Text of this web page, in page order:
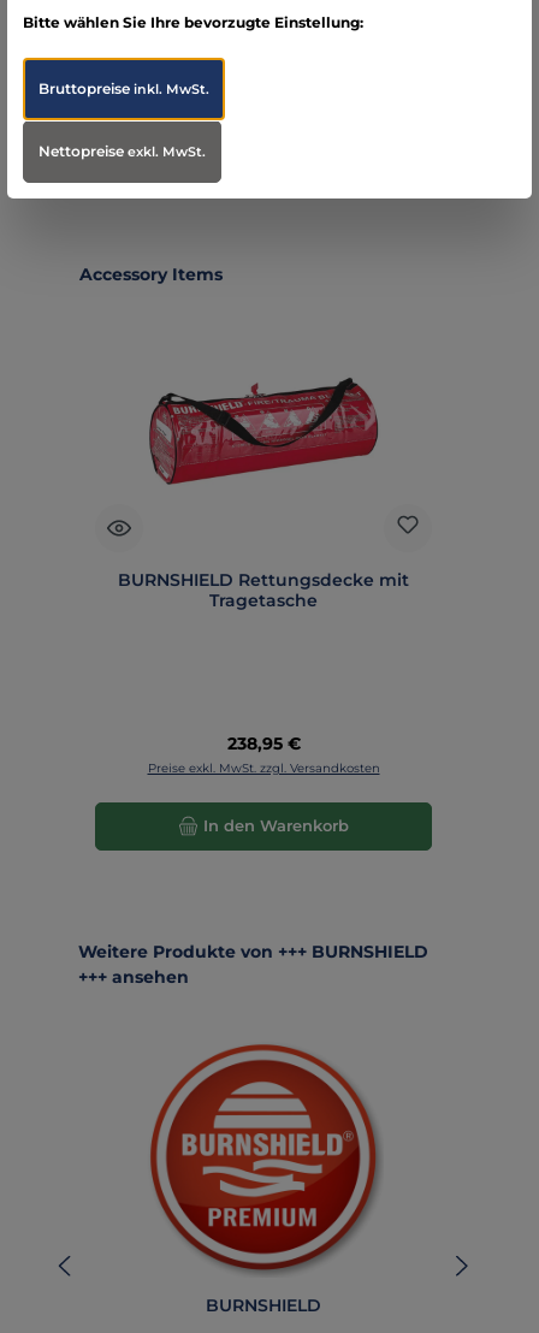
Folgende Infos zum Hersteller sind verfübar...
Bewertungen
Produktgalerie überspringen
Accessory Items
BURNSHIELD Rettungsdecke mit
Tragetasche
Regulärer Preis:
238,95 €
Preise exkl. MwSt. zzgl. Versandkosten
In den Warenkorb
Produktgalerie überspringen
Weitere Produkte von +++ BURNSHIELD
+++ ansehen
BURNSHIELD
Bitte wählen Sie Ihre bevorzugte Einstellung:
Bruttopreiseinkl. MwSt.
Nettopreiseexkl. MwSt.